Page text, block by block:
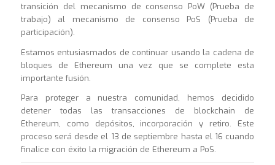
transición del mecanismo de consenso PoW (Prueba de
trabajo) al mecanismo de consenso PoS (Prueba de
participación).
Estamos entusiasmados de continuar usando la cadena de
bloques de Ethereum una vez que se complete esta
importante fusión.
Para proteger a nuestra comunidad, hemos decidido
detener todas las transacciones de blockchain de
Ethereum, como depósitos, incorporación y retiro. Este
proceso será desde el 13 de septiembre hasta el 16 cuando
finalice con éxito la migración de Ethereum a PoS.